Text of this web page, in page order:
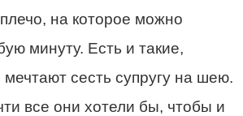
на которое можно
минуту. Есть и такие,
мечтают сесть супругу на шею.
все они хотели бы, чтобы и